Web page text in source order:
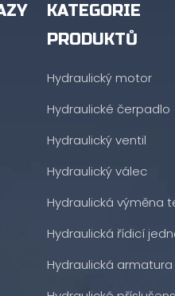
KATEGORIE
PRODUKTŮ
Hydraulický motor
Hydraulické čerpadlo
Hydraulický ventil
Hydraulický válec
Hydraulická výměna
Hydraulická řídicí
Hydraulická